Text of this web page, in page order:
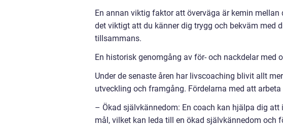
En annan viktig faktor att överväga är kemin
det viktigt att du känner dig trygg och bekväm med
tillsammans.
En historisk genomgång av för- och nackdelar med
Under de senaste åren har livscoaching blivit allt
utveckling och framgång. Fördelarna med att
– Ökad självkännedom: En coach kan hjälpa dig
mål, vilket kan leda till en ökad självkännedom